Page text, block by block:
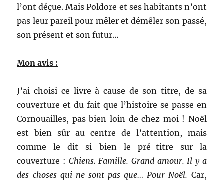
l’ont déçue. Mais Poldore et ses habitants n’ont
pas leur pareil pour mêler et démêler son passé,
son présent et son futur…
Mon avis :
J’ai choisi ce livre à cause de son titre, de sa
couverture et du fait que l’histoire se passe en
Cornouailles, pas bien loin de chez moi ! Noël
est bien sûr au centre de l’attention, mais
comme le dit si bien le pré-titre sur la
couverture : Chiens. Famille. Grand amour. Il y a
des choses qui ne sont pas que… Pour Noël. Car,